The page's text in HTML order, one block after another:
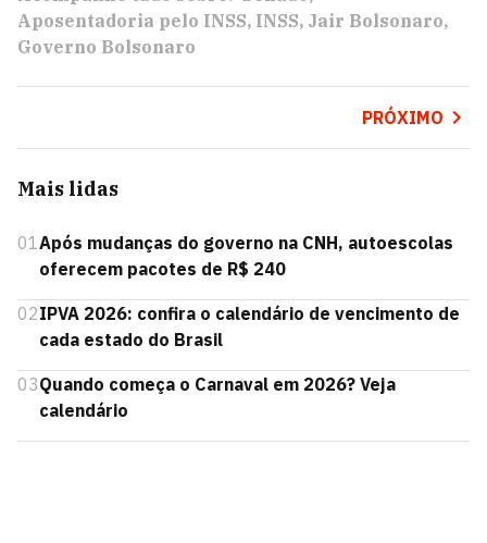
Aposentadoria pelo INSS INSS Jair Bolsonaro
Governo Bolsonaro
PRÓXIMO
Mais lidas
01Após mudanças do governo na CNH, autoescolas
oferecem pacotes de R$ 240
02IPVA 2026: confira o calendário de vencimento de
cada estado do Brasil
03Quando começa o Carnaval em 2026? Veja
calendário